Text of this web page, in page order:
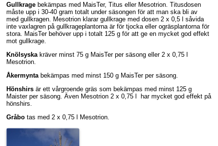
Gullkrage bekämpas med MaisTer, Titus eller Mesotrion. Titusdosen
måste upp i 30-40 gram totalt under säsongen för att man ska bli av
med gullkragen. Mesotrion klarar gullkrage med dosen 2 x 0,5 l såvida
inte vaxlagren på gullkrageplantorna är för tjocka eller ogräsplantorna för
stora. MaisTer behöver upp i totalt 125 g för att ge en mycket god effekt
mot gullkrage.
Knölsyska kräver minst 75 g MaisTer per säsong eller 2 x 0,75 l
Mesotrion.
Åkermyntabekämpas med minst 150 g MaisTer per säsong.
Hönshirs är ett vårgroende gräs som bekämpas med minst 125 g
Maister per säsong. Även Mesotrion 2 x 0,75 l har mycket god effekt på
hönshirs.
Gråbo tas med 2 x 0,75 l Mesotrion.